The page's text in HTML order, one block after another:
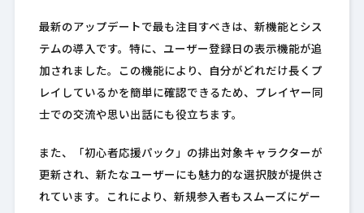
最新のアップデートで最も注目すべきは、新機能とシス
テムの導入です。特に、ユーザー登録日の表示機能が追
加されました。この機能により、自分がどれだけ長くプ
レイしているかを簡単に確認できるため、プレイヤー同
士での交流や思い出話にも役立ちます。
また、「初心者応援パック」の排出対象キャラクターが
更新され、新たなユーザーにも魅力的な選択肢が提供さ
れています。これにより、新規参入者もスムーズにゲー